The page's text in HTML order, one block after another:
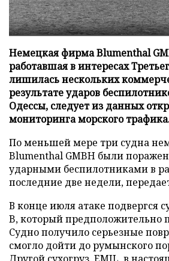
Немецкая фирма Blumenthal
работавшая в интересах
лишилась нескольких
результате ударов
Одессы, следует из данных
мониторинга морского
По меньшей мере три судна
Blumenthal GMBH были
ударными беспилотниками в
последние две недели,
В конце июля атаке подвергся
B, который предположительно
Судно получило серьезные
смогло дойти до румынского